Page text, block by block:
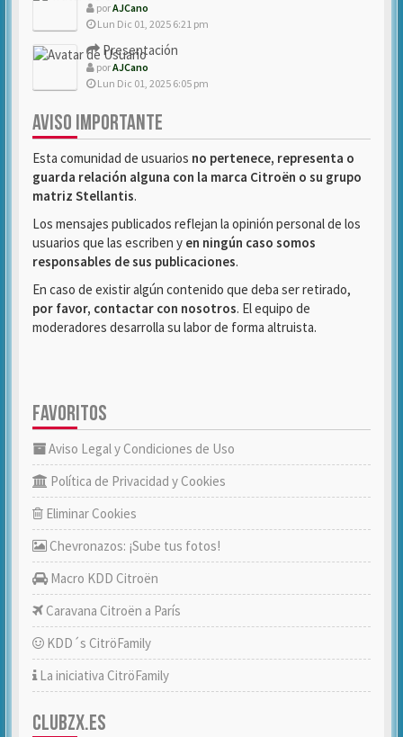
porAJCano
Lun Dic 01, 2025 6:21 pm
Presentación
porAJCano
Lun Dic 01, 2025 6:05 pm
AVISO IMPORTANTE
Esta comunidad de usuarios no pertenece, representa o
guarda relación alguna con la marca Citroën o su grupo
matriz Stellantis.
Los mensajes publicados reflejan la opinión personal de los
usuarios que las escriben y en ningún caso somos
responsables de sus publicaciones.
En caso de existir algún contenido que deba ser retirado,
por favor, contactar con nosotros. El equipo de
moderadores desarrolla su labor de forma altruista.
FAVORITOS
Aviso Legal y Condiciones de Uso
Política de Privacidad y Cookies
Eliminar Cookies
Chevronazos: ¡Sube tus fotos!
Macro KDD Citroën
Caravana Citroën a París
KDD´s CitröFamily
La iniciativa CitröFamily
CLUBZX.ES